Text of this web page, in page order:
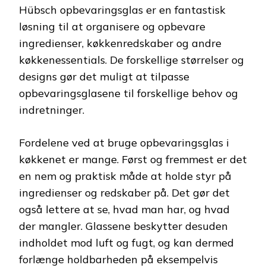
Hübsch opbevaringsglas er en fantastisk
løsning til at organisere og opbevare
ingredienser, køkkenredskaber og andre
køkkenessentials. De forskellige størrelser og
designs gør det muligt at tilpasse
opbevaringsglasene til forskellige behov og
indretninger.
Fordelene ved at bruge opbevaringsglas i
køkkenet er mange. Først og fremmest er det
en nem og praktisk måde at holde styr på
ingredienser og redskaber på. Det gør det
også lettere at se, hvad man har, og hvad
der mangler. Glassene beskytter desuden
indholdet mod luft og fugt, og kan dermed
forlænge holdbarheden på eksempelvis